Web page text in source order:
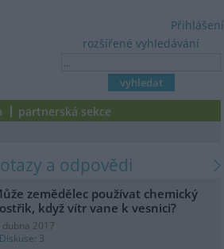
rozšířené vyhledávání
Přihlášení
partnerská sekce
dotazy a odpovědi
zemědělec používat chemický
když vítr vane k vesnici?
dubna 2017
Diskuse: 3